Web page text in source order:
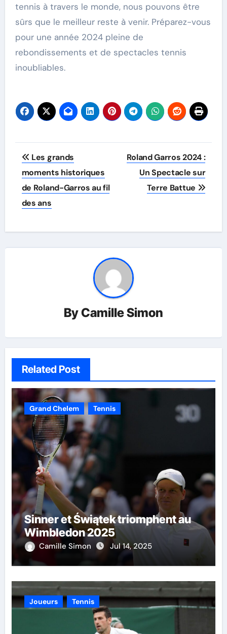
tennis à travers le monde, nous pouvons être
sûrs que le meilleur reste à venir. Préparez-vous
pour une année 2024 pleine de
rebondissements et de spectacles tennis
inoubliables.
Post
navigation
Les grands
moments historiques
de Roland-Garros au fil
des ans
Roland Garros 2024 :
Un Spectacle sur
Terre Battue
ByCamille Simon
Related Post
Grand Chelem Tennis
Sinner et Świątek triomphent au
Wimbledon 2025
Camille Simon Jul 14, 2025
Joueurs Tennis